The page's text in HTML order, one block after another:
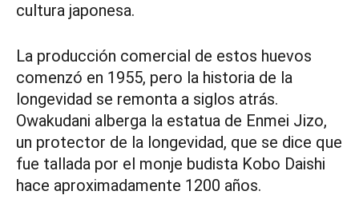
cultura japonesa.
La producción comercial de estos huevos
comenzó en 1955, pero la historia de la
longevidad se remonta a siglos atrás.
Owakudani alberga la estatua de Enmei Jizo,
un protector de la longevidad, que se dice que
fue tallada por el monje budista Kobo Daishi
hace aproximadamente 1200 años.